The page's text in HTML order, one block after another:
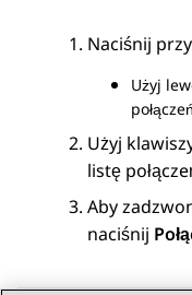
Naciśnij
Użyj
Użyj
listę
Aby
naciśnij